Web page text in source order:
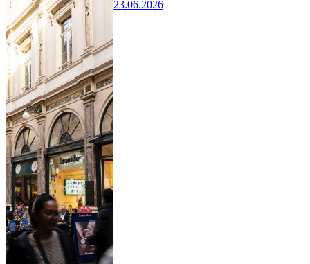
23.06.2026